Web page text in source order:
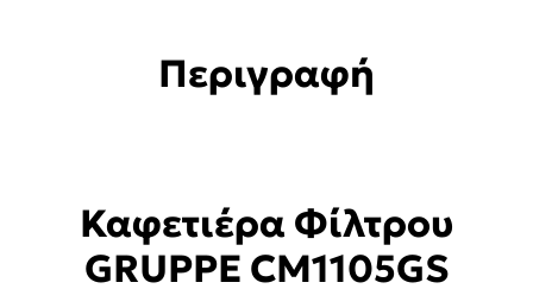
Περιγραφή
Καφετιέρα Φίλτρου
GRUPPE CM1105GS